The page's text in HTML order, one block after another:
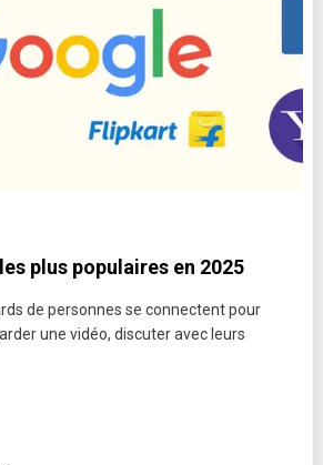
plus populaires en 2025
de personnes se connectent pour
une vidéo, discuter avec leurs